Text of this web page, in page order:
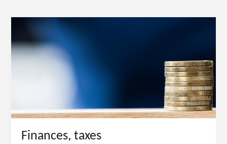
Finances, taxes